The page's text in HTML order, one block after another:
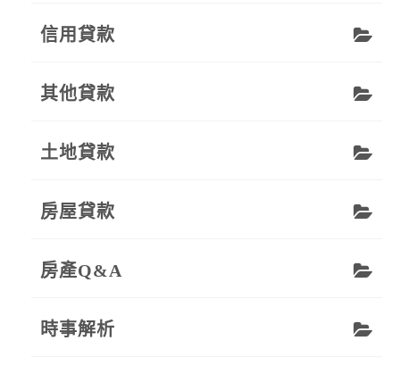
信用貸款
其他貸款
土地貸款
房屋貸款
房產Q&A
時事解析